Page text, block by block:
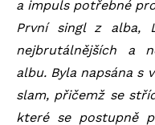
a impuls potřebné
První singl z alba,
nejbrutálnějších a
albu. Byla napsána s
slam, přičemž se
které se postupně